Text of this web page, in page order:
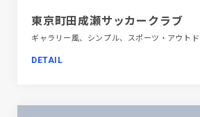
東京町田成瀬サッカークラブ
DETAIL